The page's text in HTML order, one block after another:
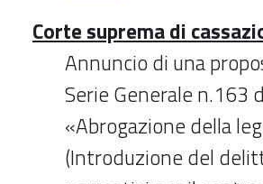
Corte suprema di
Annuncio di una
Serie Generale
«Abrogazione della
(Introduzione del